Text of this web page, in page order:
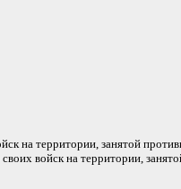
на территории, занятой
войск на территории,